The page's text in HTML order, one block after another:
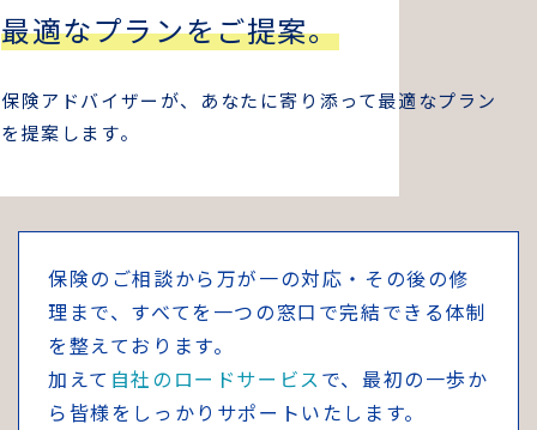
最適なプランをご提案。
保険アドバイザーが、あなたに寄り添って最適なプラン
を提案します。
保険のご相談から万が一の対応・その後の修
理まで、すべてを一つの窓口で完結できる体制
を整えております。
加えて 自社のロードサービスで、最初の一歩か
ら皆様をしっかりサポートいたします。